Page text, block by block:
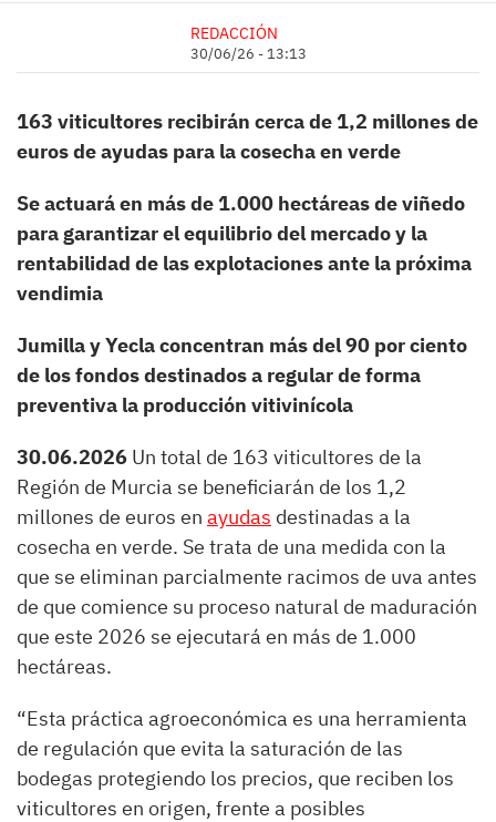
REDACCIÓN
30/06/26 - 13:13
163 viticultores recibirán cerca de 1,2 millones de
euros de ayudas para la cosecha en verde
Se actuará en más de 1.000 hectáreas de viñedo
para garantizar el equilibrio del mercado y la
rentabilidad de las explotaciones ante la próxima
vendimia
Jumilla y Yecla concentran más del 90 por ciento
de los fondos destinados a regular de forma
preventiva la producción vitivinícola
30.06.2026 Un total de 163 viticultores de la
Región de Murcia se beneficiarán de los 1,2
millones de euros en ayudas destinadas a la
cosecha en verde. Se trata de una medida con la
que se eliminan parcialmente racimos de uva antes
de que comience su proceso natural de maduración
que este 2026 se ejecutará en más de 1.000
hectáreas.
“Esta práctica agroeconómica es una herramienta
de regulación que evita la saturación de las
bodegas protegiendo los precios, que reciben los
viticultores en origen, frente a posibles